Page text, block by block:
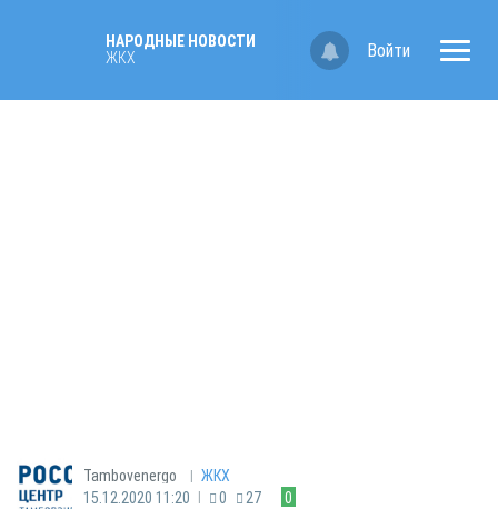
НАРОДНЫЕ НОВОСТИ
ЖКХ
Войти
Tambovenergo | ЖКХ
15.12.2020 11:20 | 0 27 0